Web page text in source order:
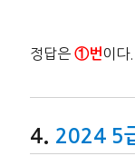
정답은①번 이다.
2024 5